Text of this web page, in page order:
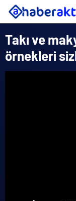
Takı ve
örnekleri